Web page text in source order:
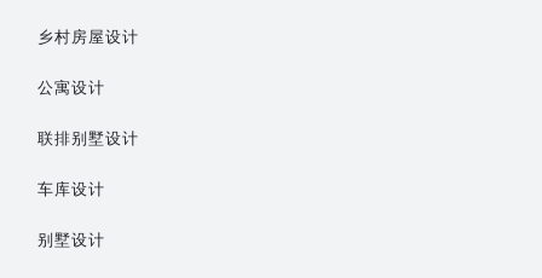
乡村房屋设计
公寓设计
联排别墅设计
车库设计
别墅设计